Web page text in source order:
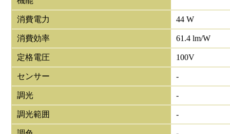
消費電力 44 W
消費効率 61.4 lm/W
定格電圧 100V
センサー -
調光 -
調光範囲 -